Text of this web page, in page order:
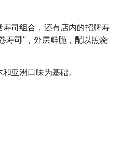
司组合，还有店内的招牌寿
寿司”，外层鲜脆，配以照烧
亚洲口味为基础。